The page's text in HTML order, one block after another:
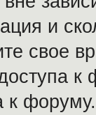
и
свое
к
к форуму.